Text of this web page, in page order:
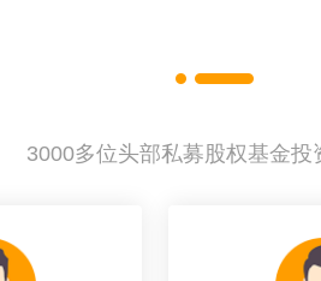
3000多位头部私募股权基金